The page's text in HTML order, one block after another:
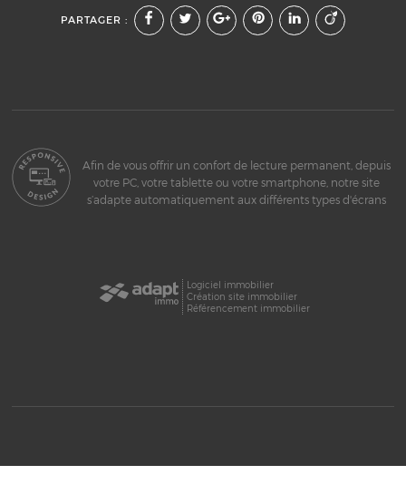
PARTAGER :
Afin de vous offrir un confort de lecture permanent, depuis
votre PC, votre tablette ou votre smartphone, notre site
s’adapte automatiquement aux différents types d'écrans
Logiciel immobilier
Création site immobilier
Référencement immobilier